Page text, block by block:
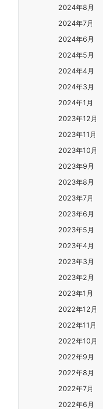
2024年8月
2024年7月
2024年6月
2024年5月
2024年4月
2024年3月
2024年1月
2023年12月
2023年11月
2023年10月
2023年9月
2023年8月
2023年7月
2023年6月
2023年5月
2023年4月
2023年3月
2023年2月
2023年1月
2022年12月
2022年11月
2022年10月
2022年9月
2022年8月
2022年7月
2022年6月